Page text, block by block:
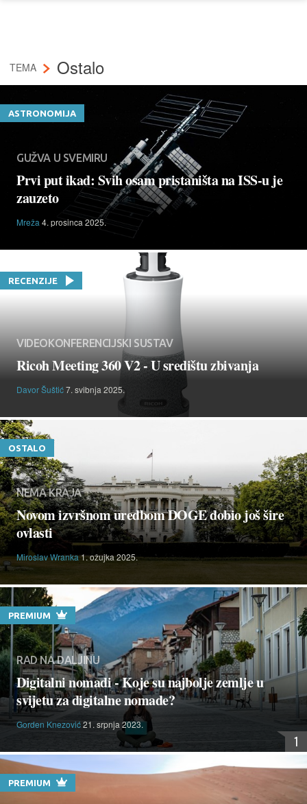
TEMA Ostalo
ASTRONOMIJA
GUŽVA U SVEMIRU
Prvi put ikad: Svih osam pristaništa na ISS-u je
zauzeto
Mreža 4. prosinca 2025.
RECENZIJE
VIDEOKONFERENCIJSKI SUSTAV
Ricoh Meeting 360 V2 - U središtu zbivanja
Davor Šuštić7. svibnja 2025.
OSTALO
NEMA KRAJA
Novom izvršnom uredbom DOGE dobio još šire
ovlasti
Miroslav Wranka1. ožujka 2025.
PREMIUM
RAD NA DALJINU
Digitalni nomadi - Koje su najbolje zemlje u
svijetu za digitalne nomade?
Gorden Knezović21. srpnja 2023.
1
PREMIUM